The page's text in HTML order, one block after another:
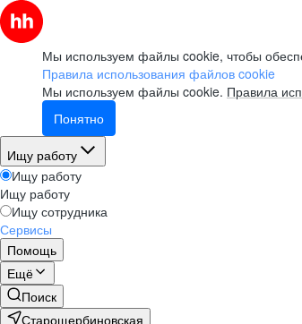
Мы используем файлы cookie, чтобы
Правила использования файлов cookie
Мы используем файлы cookie. Правила
Понятно
Ищу работу
Ищу работу
Ищу работу
Ищу сотрудника
Сервисы
Помощь
Ещё
Поиск
Старощербиновская